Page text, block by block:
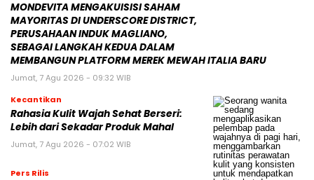
MONDEVITA MENGAKUISISI SAHAM
MAYORITAS DI UNDERSCORE DISTRICT,
PERUSAHAAN INDUK MAGLIANO,
SEBAGAI LANGKAH KEDUA DALAM
MEMBANGUN PLATFORM MEREK MEWAH ITALIA BARU
Jumat, 7 Agu 2026 - 09:32 WIB
Kecantikan
Rahasia Kulit Wajah Sehat Berseri:
Lebih dari Sekadar Produk Mahal
Jumat, 7 Agu 2026 - 07:02 WIB
Pers Rilis